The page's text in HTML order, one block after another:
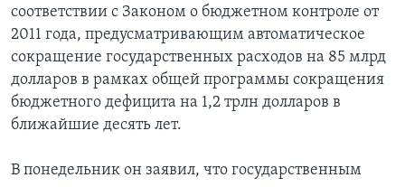
соответствии с Законом о бюджетном контроле от
2011 года, предусматривающим автоматическое
сокращение государственных расходов на 85 млрд
долларов в рамках общей программы сокращения
бюджетного дефицита на 1,2 трлн долларов в
ближайшие десять лет.
В понедельник он заявил, что государственным